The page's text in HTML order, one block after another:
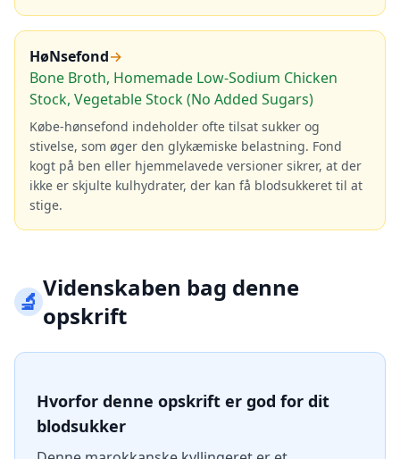
HøNsefond→
Bone Broth, Homemade Low-Sodium Chicken
Stock, Vegetable Stock (No Added Sugars)
Købe-hønsefond indeholder ofte tilsat sukker og
stivelse, som øger den glykæmiske belastning. Fond
kogt på ben eller hjemmelavede versioner sikrer, at der
ikke er skjulte kulhydrater, der kan få blodsukkeret til at
stige.
🔬Videnskaben bag denne
opskrift
Hvorfor denne opskrift er god for dit
blodsukker